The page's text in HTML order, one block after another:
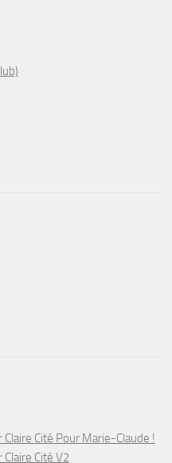
Cité Pour Marie-Claude !
Cité V2